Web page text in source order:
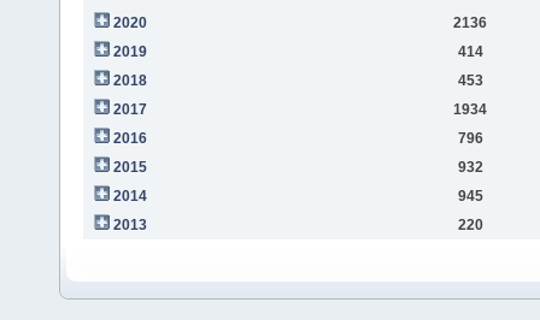
2020
2136
2019
414
2018
453
2017
1934
2016
796
2015
932
2014
945
2013
220